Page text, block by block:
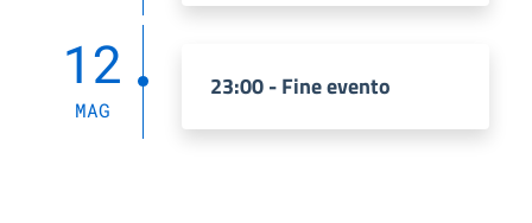
12
MAG
23:00 - Fine evento